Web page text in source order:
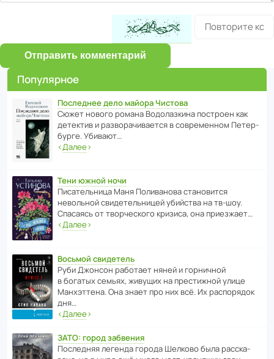
Отправить комментарий
Популярное
Последнее дело майора Чистова
Сюжет нового романа Водо­ла­з­кина пост­роен как
дете­ктив и разво­ра­чи­ва­ется в совре­менном Пете­р­
бурге. Убивают…
‹Далее›
Тени южной ночи
Писа­тель­ница Маня Поли­ва­нова стано­вится
невольной свиде­тель­ницей убийства на тв-шоу.
Спасаясь от твор­че­с­кого кризиса, она приезжает…
‹Далее›
Восьмой свидетель
Руби Джонсон рабо­тает няней и горни­чной
в богатых семьях, живущих на прес­ти­жной улице
Манх­эт­тена. Она знает про них всё. Их распо­рядок
дня…
‹Далее›
ЗАТО: город забвения
После­дняя легенда города Шелково была расска­